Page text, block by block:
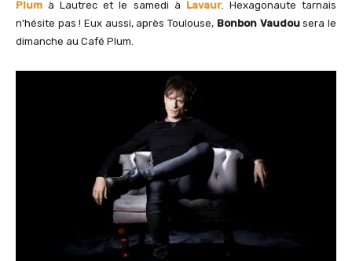
Plum à Lautrec et le samedi à Lavaur. Hexagonaute tarnais
n’hésite pas ! Eux aussi, après Toulouse, Bonbon Vaudousera le
dimanche au Café Plum.